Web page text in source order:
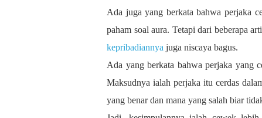
Ada juga yang berkata bahwa perjaka
paham soal aura. Tetapi dari beberapa
kepribadiannya juga niscaya bagus.
Ada yang berkata bahwa perjaka yang
Maksudnya ialah perjaka itu cerdas
yang benar dan mana yang salah biar